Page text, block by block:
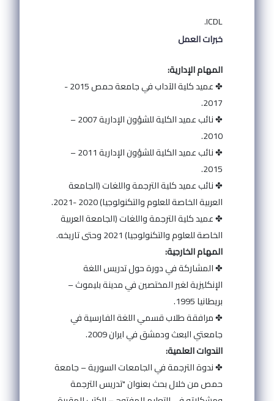
ICDL.
خبرات العمل
المهام الإدارية:
✤ عميد كلية الآداب في جامعة حمص 2015 -
2017.
✤ نائب عميد الكلية للشؤون الإدارية 2007 –
2010.
✤ نائب عميد الكلية للشؤون الإدارية 2011 –
2015.
✤ نائب عميد كلية الترجمة واللغات (الجامعة
العربية الخاصة للعلوم والتكنولوجيا) 2020 -2021.
✤ عميد كلية الترجمة واللغات (الجامعة العربية
الخاصة للعلوم والتكنولوجيا) 2021 وحتى تاريخه.
المهام الخارجية:
✤ المشاركة في دورة حول تدريس اللغة
الإنكليزية لغير المختصين في مدينة بليموث –
بريطانيا 1995.
✤ مرافقة طلاب قسمي اللغة الفارسية في
جامعتي البعث ودمشق في ايران 2009.
الندوات العلمية:
✤ ندوة الترجمة في الجامعات السورية – جامعة
حمص من خلال بحث بعنوان "تدريس الترجمة